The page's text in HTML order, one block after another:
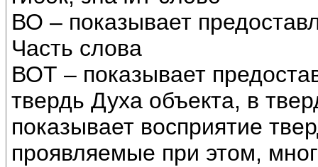
ВО – показывает
Часть слова
ВОТ – показывает
твердь Духа объекта, в
показывает восприятие
проявляемые при этом,